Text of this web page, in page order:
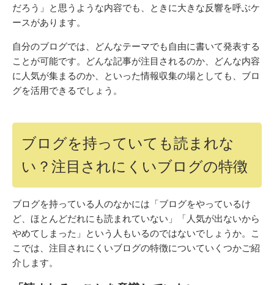
だろう」と思うような内容でも、ときに大きな反響を呼ぶケ
ースがあります。
自分のブログでは、どんなテーマでも自由に書いて発表する
ことが可能です。どんな記事が注目されるのか、どんな内容
に人気が集まるのか、といった情報収集の場としても、ブロ
グを活用できるでしょう。
ブログを持っていても読まれな
い？注目されにくいブログの特徴
ブログを持っている人のなかには「ブログをやっているけ
ど、ほとんどだれにも読まれていない」「人気が出ないから
やめてしまった」という人もいるのではないでしょうか。こ
こでは、注目されにくいブログの特徴についていくつかご紹
介します。